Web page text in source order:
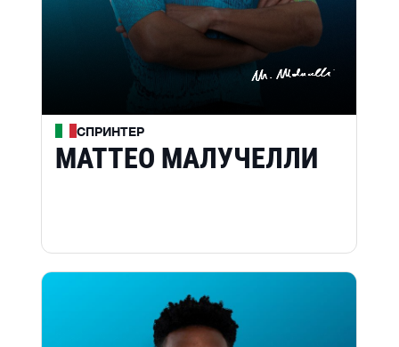
СПРИНТЕР
МАТТЕО МАЛУЧЕЛЛИ